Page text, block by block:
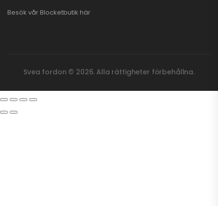
Besök vår Blocketbutik här
Svea fordon © 2026. Alla rättigheter förbehållna.